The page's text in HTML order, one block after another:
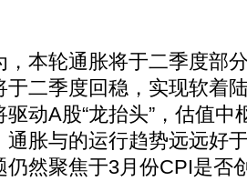
轮通胀将于二季度部
于二季度回稳，实现软着
动A股“龙抬头”，估值中
通胀与的运行趋势远远好
仍然聚焦于3月份CPI是否